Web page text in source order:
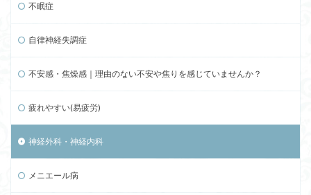
不眠症
自律神経失調症
不安感・焦燥感｜理由のない不安や焦りを感じていませんか？
疲れやすい(易疲労)
神経外科・神経内科
メニエール病